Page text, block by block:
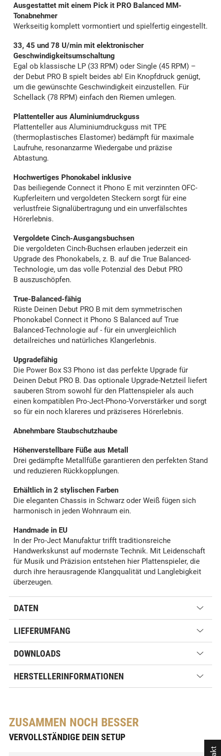
Ausgestattet mit einem Pick it PRO Balanced MM-
Tonabnehmer
Werkseitig komplett vormontiert und spielfertig eingestellt.
33, 45 und 78 U/min mit elektronischer
Geschwindigkeitsumschaltung
Egal ob klassische LP (33 RPM) oder Single (45 RPM) –
der Debut PRO B spielt beides ab! Ein Knopfdruck genügt,
um die gewünschte Geschwindigkeit einzustellen. Für
Schellack (78 RPM) einfach den Riemen umlegen.
Plattenteller aus Aluminiumdruckguss
Plattenteller aus Aluminiumdruckguss mit TPE
(thermoplastisches Elastomer) bedämpft für maximale
Laufruhe, resonanzarme Wiedergabe und präzise
Abtastung.
Hochwertiges Phonokabel inklusive
Das beiliegende Connect it Phono E mit verzinnten OFC-
Kupferleitern und vergoldeten Steckern sorgt für eine
verlustfreie Signalübertragung und ein unverfälschtes
Hörerlebnis.
Vergoldete Cinch-Ausgangsbuchsen
Die vergoldeten Cinch-Buchsen erlauben jederzeit ein
Upgrade des Phonokabels, z. B. auf die True Balanced-
Technologie, um das volle Potenzial des Debut PRO
B auszuschöpfen.
True-Balanced-fähig
Rüste Deinen Debut PRO B mit dem symmetrischen
Phonokabel Connect it Phono S Balanced auf True
Balanced-Technologie auf - für ein unvergleichlich
detailreiches und natürliches Klangerlebnis.
Upgradefähig
Die Power Box S3 Phono ist das perfekte Upgrade für
Deinen Debut PRO B. Das optionale Upgrade-Netzteil liefert
sauberen Strom sowohl für den Plattenspieler als auch
einen kompatiblen Pro-Ject-Phono-Vorverstärker und sorgt
so für ein noch klareres und präziseres Hörerlebnis.
Abnehmbare Staubschutzhaube
Höhenverstellbare Füße aus Metall
Drei gedämpfte Metallfüße garantieren den perfekten Stand
und reduzieren Rückkopplungen.
Erhältlich in 2 stylischen Farben
Die eleganten Chassis in Schwarz oder Weiß fügen sich
harmonisch in jeden Wohnraum ein.
Handmade in EU
In der Pro-Ject Manufaktur trifft traditionsreiche
Handwerkskunst auf modernste Technik. Mit Leidenschaft
für Musik und Präzision entstehen hier Plattenspieler, die
durch ihre herausragende Klangqualität und Langlebigkeit
überzeugen.
DATEN
LIEFERUMFANG
DOWNLOADS
HERSTELLERINFORMATIONEN
ZUSAMMEN NOCH BESSER
VERVOLLSTÄNDIGE DEIN SETUP